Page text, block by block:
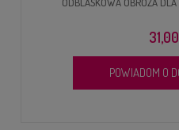
ODBLASKOWA OBROŻA
POWIADOM O